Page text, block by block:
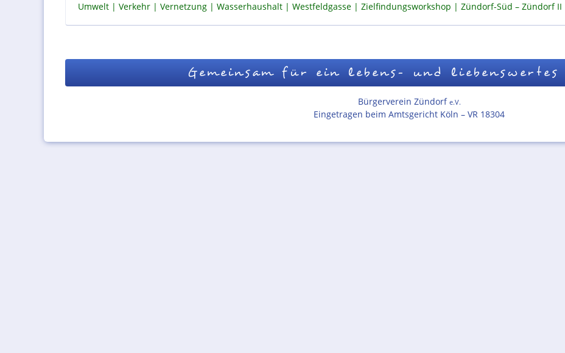
Umwelt
Verkehr Vernetzung Wasserhaushalt Westfeldgasse Zielfindungsworkshop Zündorf-Süd – Zündorf II
Gemeinsam für ein lebens- und
Bürgerverein Zündorf e.V.
Eingetragen beim Amtsgericht Köln – VR 18304